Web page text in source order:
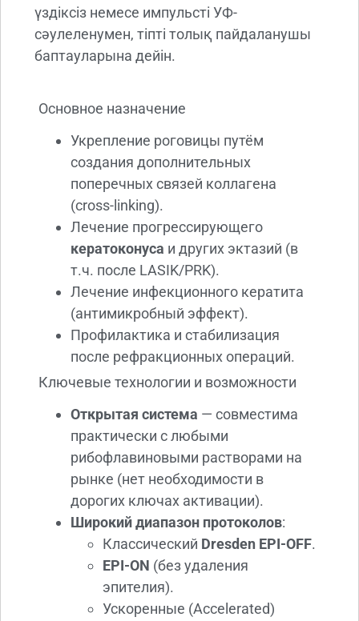
үздіксіз немесе импульсті УФ-
сәулеленумен, тіпті толық пайдаланушы
баптауларына дейін.
Основное назначение
Укрепление роговицы путём
создания дополнительных
поперечных связей коллагена
(cross-linking).
Лечение прогрессирующего
кератоконуса и других эктазий (в
т.ч. после LASIK/PRK).
Лечение инфекционного кератита
(антимикробный эффект).
Профилактика и стабилизация
после рефракционных операций.
Ключевые технологии и возможности
Открытая система — совместима
практически с любыми
рибофлавиновыми растворами на
рынке (нет необходимости в
дорогих ключах активации).
Широкий диапазон протоколов:
Классический Dresden EPI-OFF.
EPI-ON (без удаления
эпителия).
Ускоренные (Accelerated)